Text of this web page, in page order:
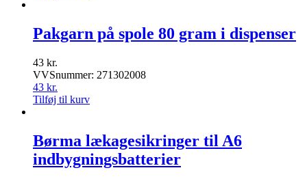
Pakgarn på spole 80 gram i dispenser
43 kr.
VVSnummer: 271302008
43 kr.
Tilføj til kurv
Børma lækagesikringer til A6
indbygningsbatterier